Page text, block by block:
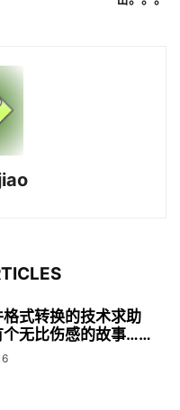
式转换的技术求助
个无比伤感的故事……